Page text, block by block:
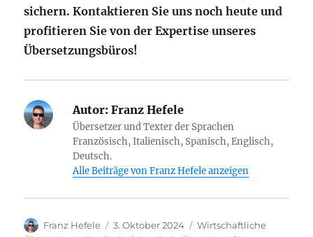
sichern. Kontaktieren Sie uns noch heute und
profitieren Sie von der Expertise unseres
Übersetzungsbüros!
Autor: Franz Hefele
Übersetzer und Texter der Sprachen
Französisch, Italienisch, Spanisch, Englisch,
Deutsch.
Alle Beiträge von Franz Hefele anzeigen
Autor
Franz Hefele
Veröffentlicht
3. Oktober 2024 Kategorien
Wirtschaftliche